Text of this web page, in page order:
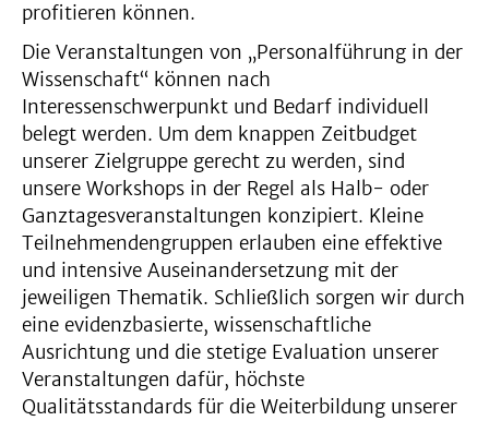
profitieren können.
Die Veranstaltungen von „Personalführung in der
Wissenschaft“ können nach
Interessenschwerpunkt und Bedarf individuell
belegt werden. Um dem knappen Zeitbudget
unserer Zielgruppe gerecht zu werden, sind
unsere Workshops in der Regel als Halb- oder
Ganztagesveranstaltungen konzipiert. Kleine
Teilnehmendengruppen erlauben eine effektive
und intensive Auseinandersetzung mit der
jeweiligen Thematik. Schließlich sorgen wir durch
eine evidenzbasierte, wissenschaftliche
Ausrichtung und die stetige Evaluation unserer
Veranstaltungen dafür, höchste
Qualitätsstandards für die Weiterbildung unserer